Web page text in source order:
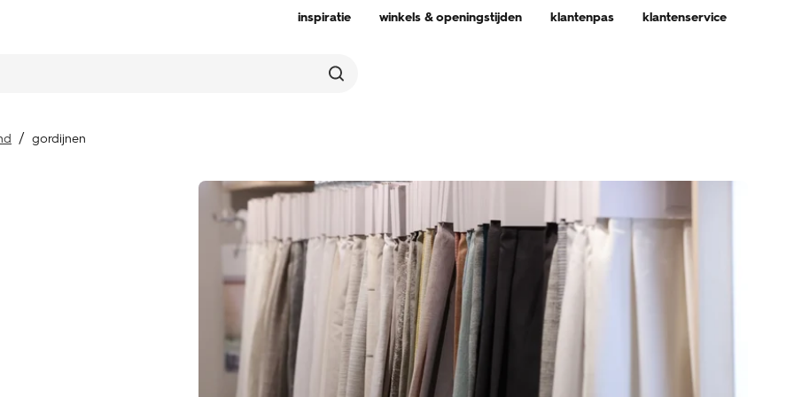
inspiratie winkels & openingstijden klantenpas klantenservice
gordijnen